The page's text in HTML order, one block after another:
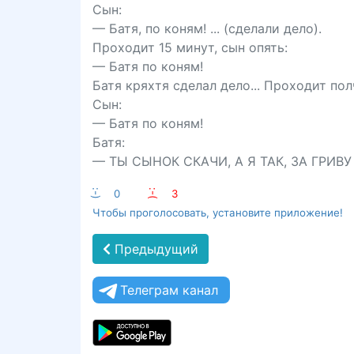
Сын:
— Батя, по коням! ... (сделали дело).
Проходит 15 минут, сын опять:
— Батя по коням!
Батя кряхтя сделал дело... Проходит
Сын:
— Батя по коням!
Батя:
— ТЫ СЫНОК СКАЧИ, А Я ТАК, ЗА
:-) 0 :-(
3
Чтобы проголосовать, установите приложение!
Предыдущий
Телеграм канал